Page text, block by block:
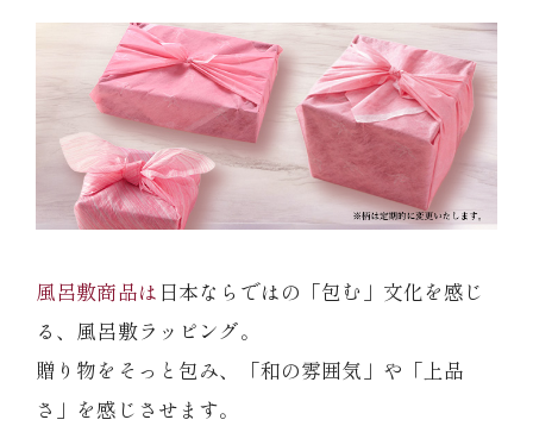
風呂敷商品は 日本ならではの「包む」文化を感じ
る、風呂敷ラッピング。
贈り物をそっと包み、「和の雰囲気」や「上品
さ」を感じさせます。